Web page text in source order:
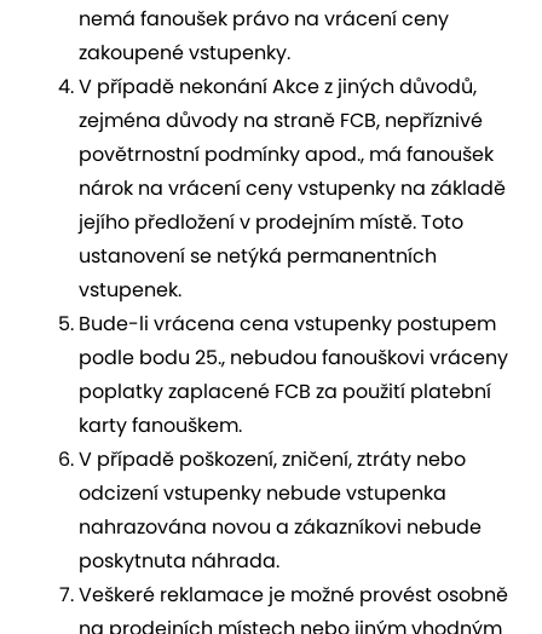
nemá fanoušek právo na vrácení ceny
zakoupené vstupenky.
V případě nekonání Akce z jiných důvodů,
zejména důvody na straně FCB, nepříznivé
povětrnostní podmínky apod., má fanoušek
nárok na vrácení ceny vstupenky na základě
jejího předložení v prodejním místě. Toto
ustanovení se netýká permanentních
vstupenek.
Bude-li vrácena cena vstupenky postupem
podle bodu 25., nebudou fanouškovi vráceny
poplatky zaplacené FCB za použití platební
karty fanouškem.
V případě poškození, zničení, ztráty nebo
odcizení vstupenky nebude vstupenka
nahrazována novou a zákazníkovi nebude
poskytnuta náhrada.
Veškeré reklamace je možné provést osobně